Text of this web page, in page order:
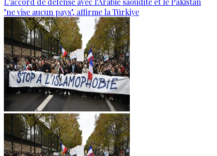
"ne vise aucun pays", affirme la Türkiye